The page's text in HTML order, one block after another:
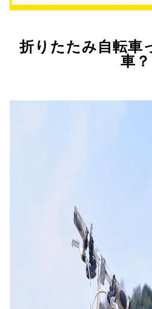
折りたたみ自転車
車？